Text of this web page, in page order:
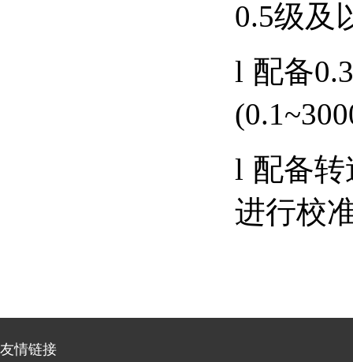
0.5级及
l 配备
l 配备
进行校
友情链接